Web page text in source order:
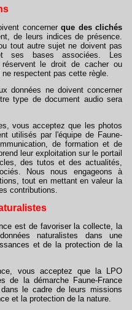
concernerque des clichés
de leurs indices de présence.
tout autre sujet ne doivent pas
ses bases associées. Les
réservent le droit de cacher ou
respectent pas cette règle.
données ne doivent concerner
type de document audio sera
vous acceptez que les photos
utilisés par l'équipe de Faune-
de formation et de
leur exploitation sur le portail
des tutos et des actualités,
Nous nous engageons à
tout en mettant en valeur la
contributions.
est de favoriser la collecte, la
naturalistes dans une
et de la protection de la
vous acceptez que la LPO
de la démarche Faune-France
le cadre de leurs missions
et la protection de la nature.